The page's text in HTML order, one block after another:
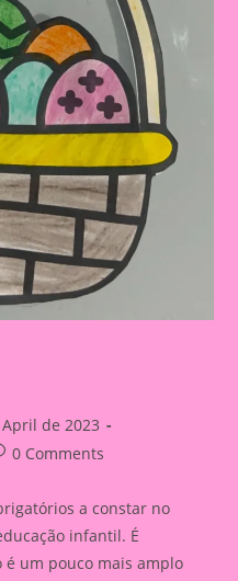
de 2023
0 Comments
a constar no
infantil. É
um pouco mais amplo